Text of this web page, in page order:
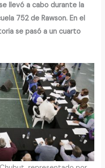
llevó a cabo durante la
752 de Rawson. En el
se pasó a un cuarto